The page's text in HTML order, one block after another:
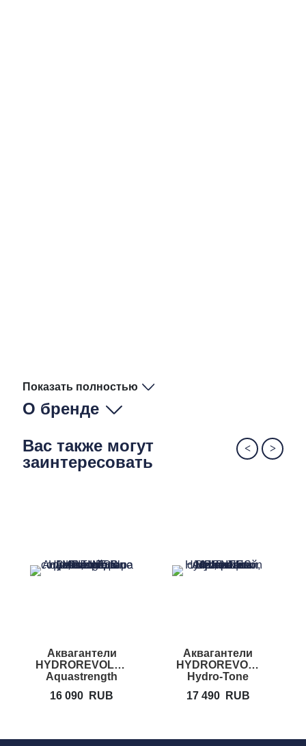
Показать полностью
О бренде
Вас также могут
заинтересовать
Аквагантели
HYDROREVOLUTION
Aquastrength
16 090 RUB
Аквагантели
HYDROREVOLUTION
Hydro-Tone
17 490 RUB